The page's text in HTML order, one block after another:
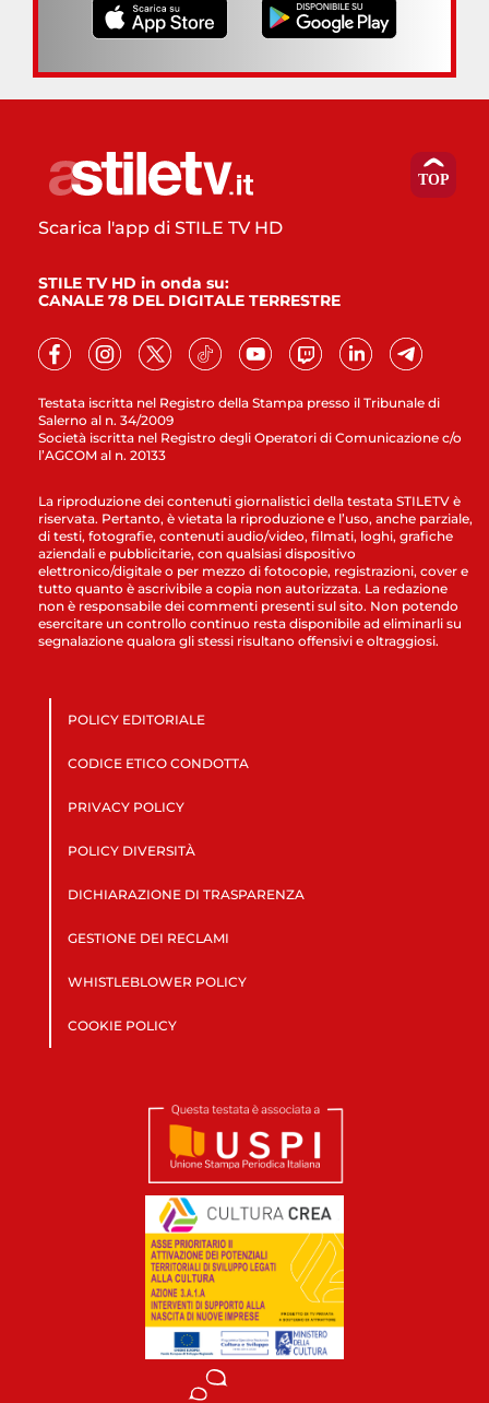
Testata iscritta nel Registro della Stampa presso il Tribunale di
Salerno al n. 34/2009
Società iscritta nel Registro degli Operatori di Comunicazione c/o
l’AGCOM al n. 20133
Scarica l'app di STILE TV HD
STILE TV HD in onda su:
CANALE 78 DEL DIGITALE TERRESTRE
La riproduzione dei contenuti giornalistici della testata STILETV è
riservata. Pertanto, è vietata la riproduzione e l’uso, anche parziale,
di testi, fotografie, contenuti audio/video, filmati, loghi, grafiche
aziendali e pubblicitarie, con qualsiasi dispositivo
elettronico/digitale o per mezzo di fotocopie, registrazioni, cover e
tutto quanto è ascrivibile a copia non autorizzata. La redazione
non è responsabile dei commenti presenti sul sito. Non potendo
esercitare un controllo continuo resta disponibile ad eliminarli su
segnalazione qualora gli stessi risultano offensivi e oltraggiosi.
POLICY EDITORIALE
CODICE ETICO CONDOTTA
PRIVACY POLICY
POLICY DIVERSITÀ
DICHIARAZIONE DI TRASPARENZA
GESTIONE DEI RECLAMI
WHISTLEBLOWER POLICY
COOKIE POLICY